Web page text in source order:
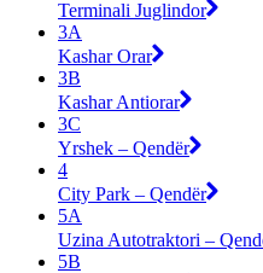
Terminali Juglindor
3A
Kashar Orar
3B
Kashar Antiorar
3C
Yrshek – Qendër
4
City Park – Qendër
5A
Uzina Autotraktori –
5B